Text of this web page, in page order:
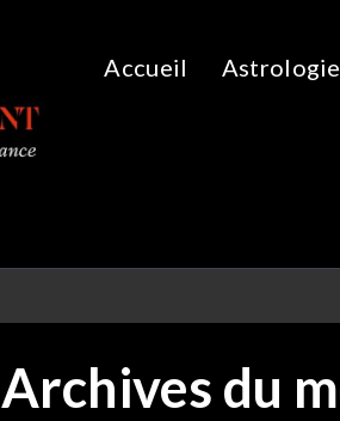
Accueil Astrologie
Archives du